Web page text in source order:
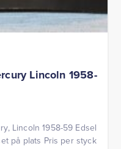
Lincoln 1958-
Lincoln 1958-59 Edsel
på plats Pris per styck